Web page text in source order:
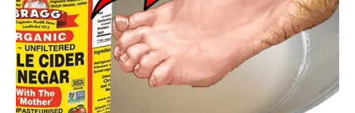
Vage dolaze do tačke kada više ne mogu da balansiraju
između onoga što žele i onoga što imaju.
Istina izlazi na videlo – i donosi odluku koja će vam